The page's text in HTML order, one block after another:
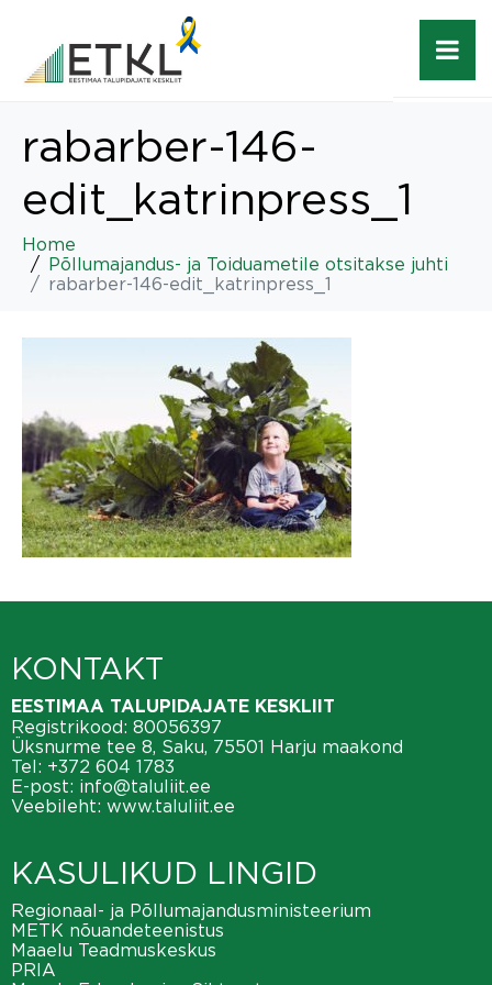
rabarber-146-
edit_katrinpress_1
Home
Põllumajandus- ja Toiduametile otsitakse juhti
rabarber-146-edit_katrinpress_1
KONTAKT
EESTIMAA TALUPIDAJATE KESKLIIT
Registrikood: 80056397
Üksnurme tee 8, Saku, 75501 Harju maakond
Tel: +372 604 1783
E-post: info@taluliit.ee
Veebileht: www.taluliit.ee
KASULIKUD LINGID
Regionaal- ja Põllumajandusministeerium
METK nõuandeteenistus
Maaelu Teadmuskeskus
PRIA